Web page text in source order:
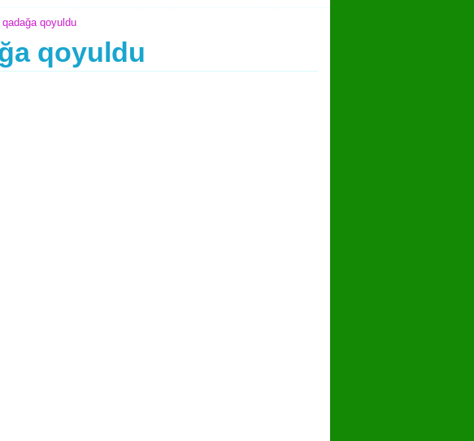
qoyuldu
qoyuldu